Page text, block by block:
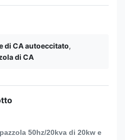
di CA autoeccitato,
di CA
50hz/20kva di 20kw e